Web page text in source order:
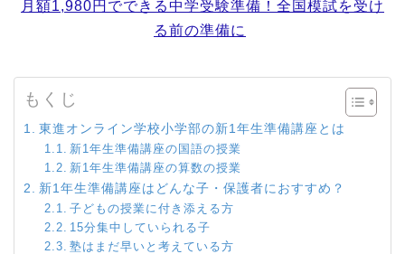
月額1,980円でできる中学受験準備！全国模試を受け
る前の準備に
もくじ
東進オンライン学校小学部の新1年生準備講座とは
新1年生準備講座の国語の授業
新1年生準備講座の算数の授業
新1年生準備講座はどんな子・保護者におすすめ？
子どもの授業に付き添える方
15分集中していられる子
塾はまだ早いと考えている方